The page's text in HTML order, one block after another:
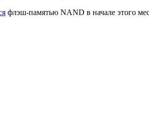
флэш-памятью NAND в начале этого